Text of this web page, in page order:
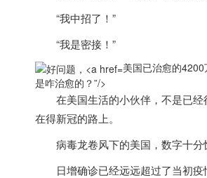
“我中招了！”
“我是密接！”
美国已治愈的
是咋治愈的？”/>
在美国生活的小伙伴，不是已
在得新冠的路上。
病毒龙卷风下的美国 ，数字十分
日增确诊已经远远超过了当初